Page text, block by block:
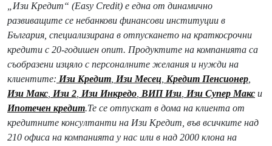
„Изи Кредит“ (Easy Credit) е една от динамично
развиващите се небанкови финансови институции в
България, специализирана в отпускането на краткосрочни
кредити с 20-годишен опит. Продуктите на компанията са
съобразени изцяло с персоналните желания и нужди на
клиентите: Изи Кредит Изи Месец Кредит Пенсионер
Изи Макс Изи 2 Изи Инкредо ВИП Изи Изи Супер Макс и
Ипотечен кредит.Те се отпускат в дома на клиента от
кредитните консултанти на Изи Кредит, във всичките над
210 офиса на компанията у нас или в над 2000 клона на